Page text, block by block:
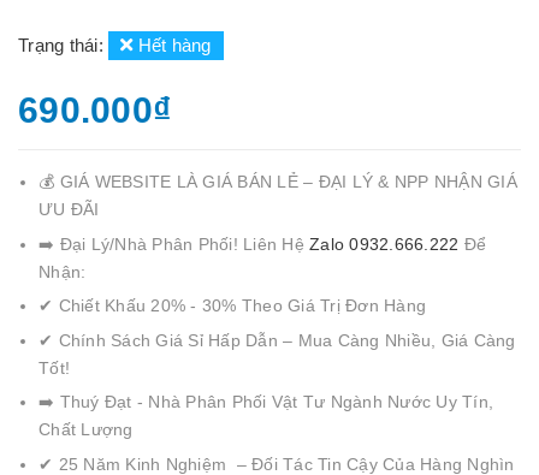
Trạng thái: Hết hàng
690.000₫
💰 GIÁ WEBSITE LÀ GIÁ BÁN LẺ – ĐẠI LÝ & NPP NHẬN GIÁ
ƯU ĐÃI
➡️ Đại Lý/Nhà Phân Phối! Liên Hệ Zalo 0932.666.222 Để
Nhận:
✔ Chiết Khấu 20% - 30% Theo Giá Trị Đơn Hàng
✔ Chính Sách Giá Sỉ Hấp Dẫn – Mua Càng Nhiều, Giá Càng
Tốt!
➡️ Thuý Đạt - Nhà Phân Phối Vật Tư Ngành Nước Uy Tín,
Chất Lượng
✔ 25 Năm Kinh Nghiệm – Đối Tác Tin Cậy Của Hàng Nghìn